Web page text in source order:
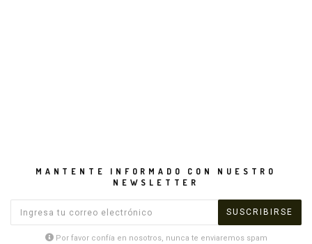
MANTENTE INFORMADO CON NUESTRO
NEWSLETTER
Por favor confía en nosotros, nunca te enviaremos spam